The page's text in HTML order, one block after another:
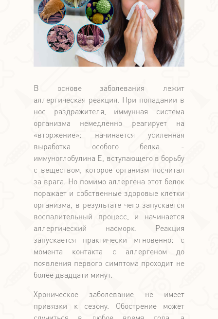
В основе заболевания лежит
аллергическая реакция. При попадании в
нос раздражителя, иммунная система
организма немедленно реагирует на
«вторжение»: начинается усиленная
выработка особого белка -
иммуноглобулина Е, вступающего в борьбу
с веществом, которое организм посчитал
за врага. Но помимо аллергена этот белок
поражает и собственные здоровые клетки
организма, в результате чего запускается
воспалительный процесс, и начинается
аллергический насморк. Реакция
запускается практически мгновенно: с
момента контакта с аллергеном до
появления первого симптома проходит не
более двадцати минут.
Хроническое заболевание не имеет
привязки к сезону. Обострение может